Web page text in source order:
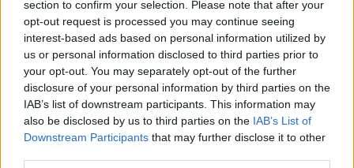
section to confirm your selection. Please note that after your
opt-out request is processed you may continue seeing
interest-based ads based on personal information utilized by
us or personal information disclosed to third parties prior to
your opt-out. You may separately opt-out of the further
disclosure of your personal information by third parties on the
IAB’s list of downstream participants. This information may
also be disclosed by us to third parties on the IAB’s List of
Downstream Participants that may further disclose it to other
"Voglio tuttavia precisare - prosegue Rossi - che l'articolo 7 della
legge 84 prevede che il MIT possa procedere alla nomina di un
commissario per un periodo massimo di sei mesi solo nei casi in cui
non sia approvato il Piano operativo triennale, non siano approvati i
bilanci nei termini o si evidenzi un disavanzo nel conto consuntivo.
Inoltre, l'articolo 8 della stessa legge stabilisce che il presidente
dell'Autorità di Sistema portuale sia nominato dal Ministero d'intesa